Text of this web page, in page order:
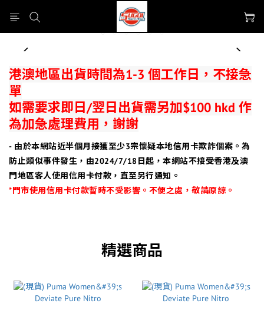
prev next
港澳地區出貨時間為1-3 個工作日，不接急
單
如需要求即日/翌日出貨需另加$100 hkd 作
為加急處理費用，謝謝
- 由於本網站近半個月接獲至少3宗懷疑本地信用卡欺詐個案。為
防止類似事件發生，由2024/7/18日起，本網站不接受香港及澳
門地區客人使用信用卡付款，直至另行通知。
*門市使用信用卡付款暫時不受影響。 不便之處，敬請原諒。
精選商品